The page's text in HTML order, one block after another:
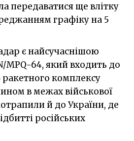
передаватися ще влітку
графіку на 5
є найсучаснішою
MPQ-64, який входить до
ракетного комплексу
в межах військової
й до України, де
російських